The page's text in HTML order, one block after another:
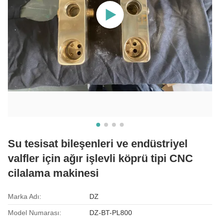
Su tesisat bileşenleri ve endüstriyel
valfler için ağır işlevli köprü tipi CNC
cilalama makinesi
Marka Adı: DZ
Model Numarası: DZ-BT-PL800